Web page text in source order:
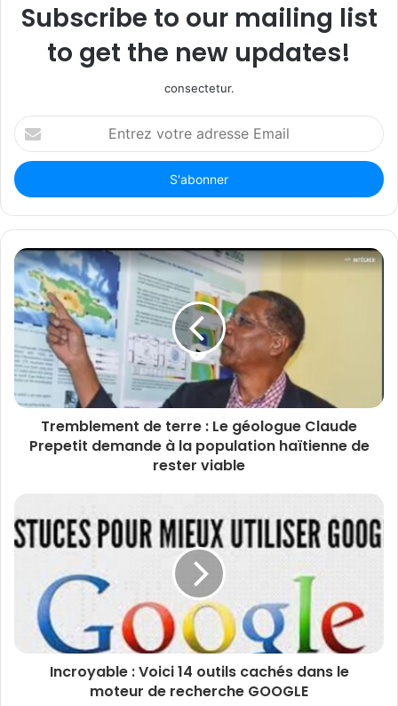
Subscribe to our mailing list
to get the new updates!
consectetur.
Entrez
votre
adresse
Email
Tremblement de terre : Le géologue Claude
Prepetit demande à la population haïtienne de
rester viable
Incroyable : Voici 14 outils cachés dans le
moteur de recherche GOOGLE